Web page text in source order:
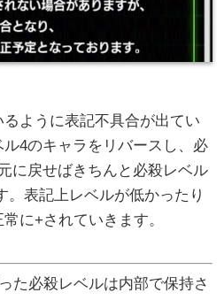
ように表記不具合が出てい
4のキャラをリバースし、必
に戻せばきちんと必殺レベル
。表記上レベルが低かったり
に+されていきます。
た必殺レベルは内部で保持さ